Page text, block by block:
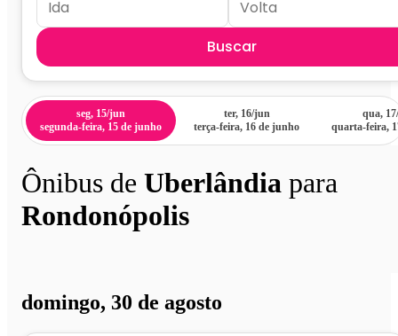
Buscar
seg, 15/jun
segunda-feira, 15 de junho
ter, 16/jun
terça-feira, 16 de junho
qua,
quarta-feira,
Ônibus de Uberlândia para
Rondonópolis
domingo, 30 de agosto